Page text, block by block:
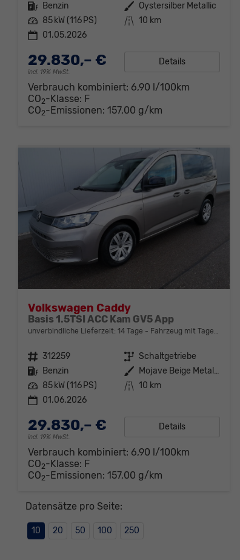
Kraftstoff Benzin Außenfarbe Oystersilber Metallic
Leistung 85 kW (116 PS) Kilometerstand 10 km
01.05.2026
29.830,– €
incl. 19% MwSt.
Details
Verbrauch kombiniert: 6,90 l/100km
CO2-Klasse: F
CO2-Emissionen: 157,00 g/km
Volkswagen Caddy
Basis 1.5TSI ACC Kam GV5 App
unverbindliche Lieferzeit: 14 Tage Fahrzeug mit Tageszulassung
Fahrzeugnr. 312259 Getriebe Schaltgetriebe
Kraftstoff Benzin Außenfarbe
Mojave Beige Metallic
Leistung 85 kW (116 PS) Kilometerstand 10 km
01.06.2026
29.830,– €
incl. 19% MwSt.
Details
Verbrauch kombiniert: 6,90 l/100km
CO2-Klasse: F
CO2-Emissionen: 157,00 g/km
Datensätze pro Seite:
10 20 50 100 250